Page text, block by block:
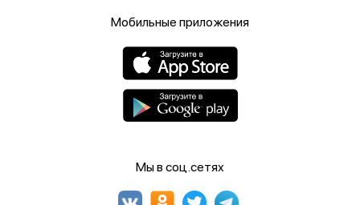
Мобильные приложения
Мы в соц.сетях